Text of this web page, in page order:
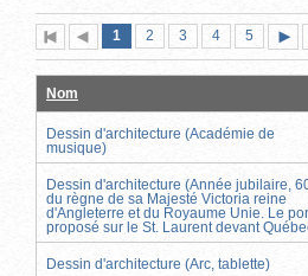
Première
page
Page
précédente
Page
1 (page
actuelle)
Page
2 Page
3 Page
4 Page
5
Nom
Dessin d'architecture (Académie de
musique)
Dessin d'architecture (Année jubilaire,
du règne de sa Majesté Victoria reine
d'Angleterre et du Royaume Unie. Le
proposé sur le St. Laurent devant
Dessin d'architecture (Arc, tablette)